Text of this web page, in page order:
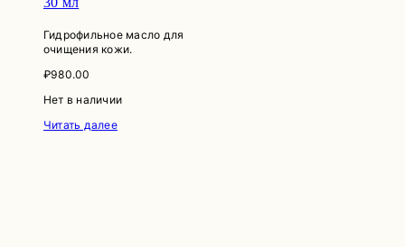
Гидрофильное масло для
очищения кожи.
₽980.00
Нет в наличии
Читать далее